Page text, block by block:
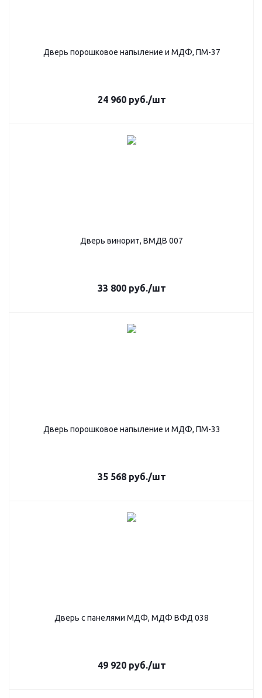
Дверь порошковое напыление и МДФ, ПМ-37
24 960руб./шт
Дверь винорит, ВМДВ 007
33 800руб./шт
Дверь порошковое напыление и МДФ, ПМ-33
35 568руб./шт
Дверь с панелями МДФ, МДФ ВФД 038
49 920руб./шт